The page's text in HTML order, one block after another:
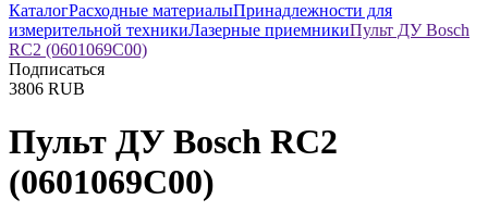
КаталогРасходные материалыПринадлежности для
измерительной техникиЛазерные приемникиПульт ДУ Bosch
RC2 (0601069C00)
Подписаться
3806 RUB
Пульт ДУ Bosch RC2
(0601069C00)